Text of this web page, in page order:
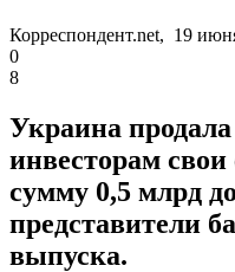
Корреспондент.net, 19
0
8
Украина
инвесторам
сумму 0,5 млрд
представители
выпуска.